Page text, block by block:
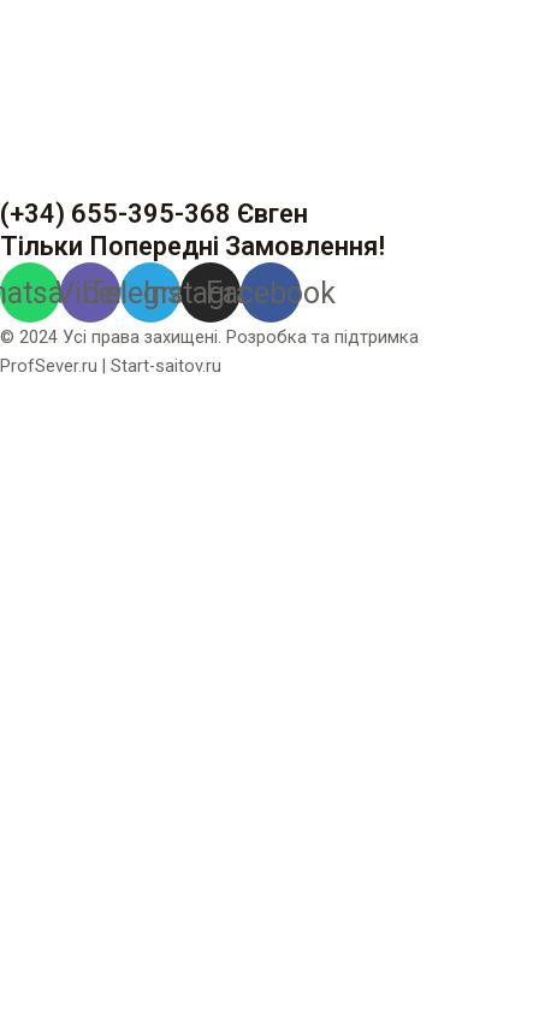
(+34) 655-395-368 Євген
Тільки Попередні Замовлення!
ViberTelegram
Instagram
Facebook
© 2024 Усі права захищені. Розробка та підтримка
ProfSever.ru | Start-saitov.ru